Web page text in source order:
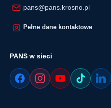
pans@pans.krosno.pl
Pełne dane kontaktowe
PANS w sieci